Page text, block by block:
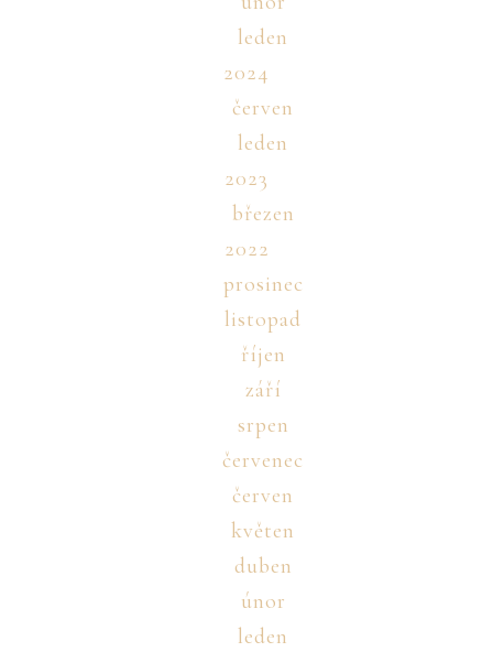
leden
2024
červen
leden
2023
březen
2022
prosinec
listopad
říjen
září
srpen
červenec
červen
květen
duben
únor
leden